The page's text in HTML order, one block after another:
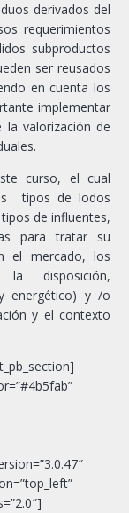
derivados del
requerimientos
subproductos
ser reusados
en cuenta los
implementar
valorización de
curso, el cual
tipos de lodos
de influentes,
para tratar su
el mercado, los
disposición,
energético) y /o
y el contexto